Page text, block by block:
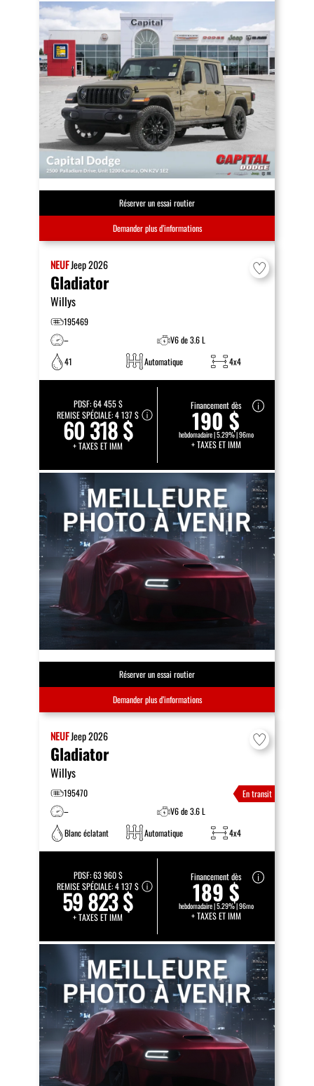
Réserver un essai routier
Demander plus d’informations
NEUFJeep2026
Gladiator
Willys
195469
–
V6 de 3.6 L
41
Automatique 4x4
PDSF:64 455 $
REMISE SPÉCIALE:4 137 $
60 318 $
+ TAXES ET IMM
Financement dès
190 $
hebdomadaire | 5.29% | 96mo
+ TAXES ET IMM
Réserver un essai routier
Demander plus d’informations
NEUFJeep2026
Gladiator
Willys
195470
En transit
–
V6 de 3.6 L
Blanc éclatant
Automatique 4x4
PDSF:63 960 $
REMISE SPÉCIALE:4 137 $
59 823 $
+ TAXES ET IMM
Financement dès
189 $
hebdomadaire | 5.29% | 96mo
+ TAXES ET IMM